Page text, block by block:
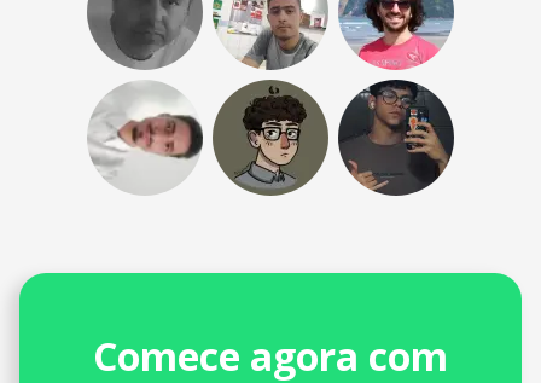
Comece agora com